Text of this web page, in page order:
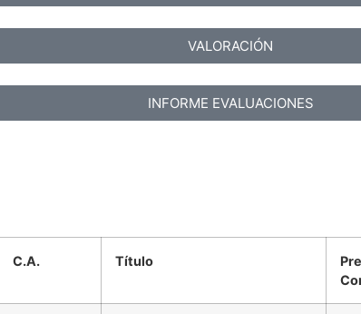
VALORACIÓN
INFORME EVALUACIONES
C.A. Título